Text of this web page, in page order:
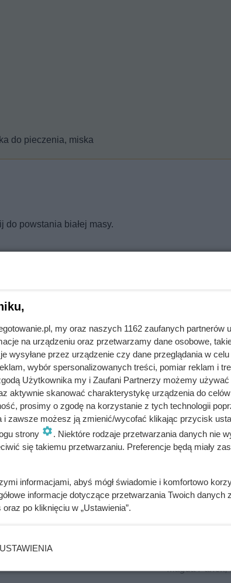
do pieczenia, miska
do powstania białej masy.
dokładnie.
kokosowymi do ciasta i wymieszaj.
45-50 minut.
alergeny Oblicz koszty przyrządzenia
gotowych słodyczy. Ciasto zawiera dużą ilość
i świetnie sprawdza się w diecie osób
~ Magda
my oraz naszych 1162 zaufanych partnerów
na urządzeniu oraz przetwarzamy dane osobowe,
wysyłane przez urządzenie czy dane przeglądania w
wybór spersonalizowanych treści, pomiar reklam i
Użytkownika my i Zaufani Partnerzy możemy używać
aktywnie skanować charakterystykę urządzenia do
prosimy o zgodę na korzystanie z tych technologii
i zawsze możesz ją zmienić/wycofać klikając przycisk
strony
. Niektóre rodzaje przetwarzania danych nie
się takiemu przetwarzaniu. Preferencje będą miały
informacjami, abyś mógł świadomie i komfortowo
informacje dotyczące przetwarzania Twoich danych
oraz po kliknięciu w „Ustawienia”.
USTAWIENIA